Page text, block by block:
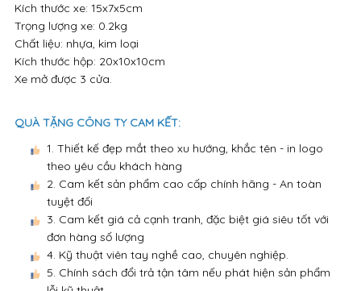
Kích thước xe: 15x7x5cm
Trọng lượng xe: 0.2kg
Chất liệu: nhựa, kim loại
Kích thước hộp: 20x10x10cm
Xe mở được 3 cửa.
QUÀ TẶNG CÔNG TY CAM KẾT:
1. Thiết kế đẹp mắt theo xu hướng, khắc tên - in logo
theo yêu cầu khách hàng
2. Cam kết sản phẩm cao cấp chính hãng - An toàn
tuyệt đối
3. Cam kết giá cả cạnh tranh, đặc biệt giá siêu tốt với
đơn hàng số lượng
4. Kỹ thuật viên tay nghề cao, chuyên nghiệp.
5. Chính sách đổi trả tận tâm nếu phát hiện sản phẩm